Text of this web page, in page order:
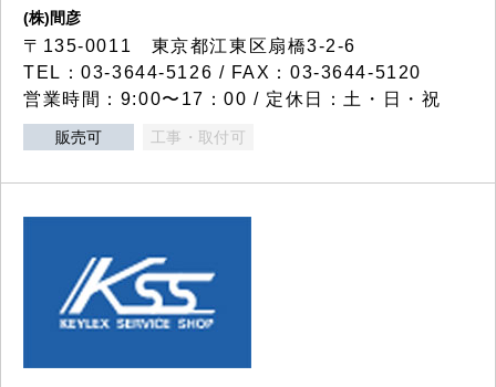
(株)間彦
〒135-0011 東京都江東区扇橋3-2-6
TEL：03-3644-5126 / FAX：03-3644-5120
営業時間：9:00〜17：00 / 定休日：土・日・祝
販売可 工事・取付可